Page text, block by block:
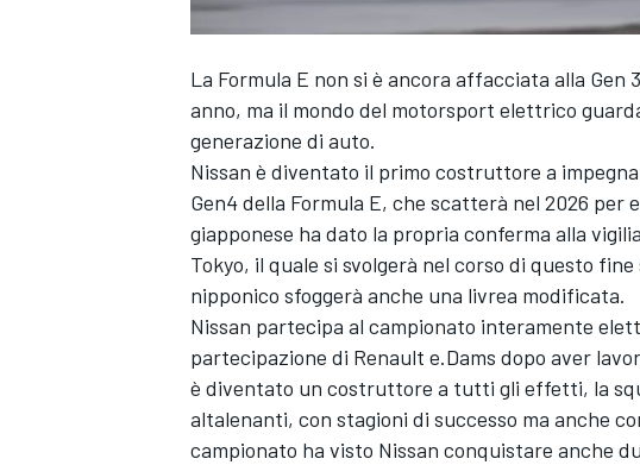
MONOPOSTO
La Formula E non si è ancora affacciata alla
anno, ma il mondo del motorsport elettrico
generazione di auto.
Nissan è diventato il primo costruttore a
Gen4 della Formula E, che scatterà nel 2026
giapponese ha dato la propria conferma alla
Tokyo, il quale si svolgerà nel corso di questo
nipponico sfoggerà anche una livrea modificata.
Nissan partecipa al campionato interamente
partecipazione di Renault e.Dams dopo aver
è diventato un costruttore a tutti gli effetti, la
altalenanti, con stagioni di successo ma anche
campionato ha visto Nissan conquistare anche